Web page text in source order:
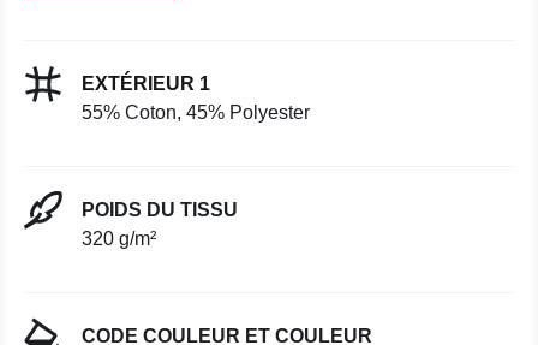
EXTÉRIEUR 1
55% Coton, 45% Polyester
POIDS DU TISSU
320 g/m²
CODE COULEUR ET COULEUR